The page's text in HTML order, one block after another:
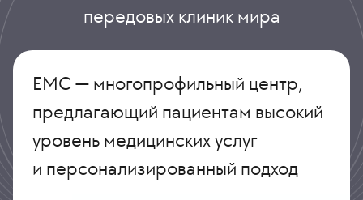
передовых клиник мира
ЕМС — многопрофильный центр,
предлагающий пациентам высокий
уровень медицинских услуг
и персонализированный подход